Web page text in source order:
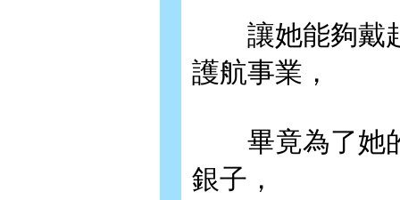
讓她能夠戴起
護航事業，
畢竟為了她的
銀子，